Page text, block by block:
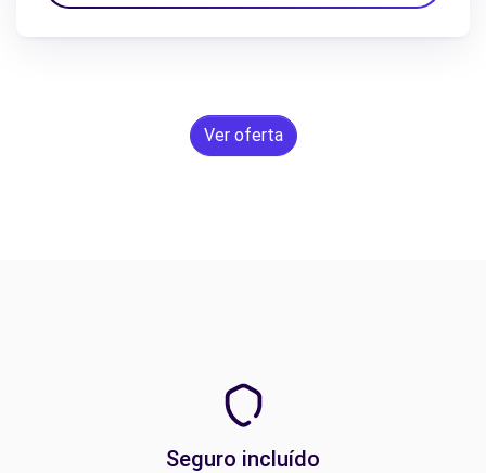
Ver oferta
Seguro incluído